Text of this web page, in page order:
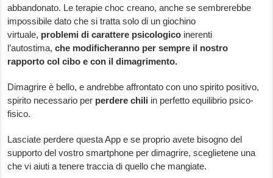
abbandonato. Le terapie choc creano, anche se sembrerebbe
impossibile dato che si tratta solo di un giochino
virtuale, problemi di carattere psicologico inerenti
l’autostima,che modificheranno per sempre il nostro
rapporto col cibo e con il dimagrimento.
Dimagrire è bello, e andrebbe affrontato con uno spirito positivo,
spirito necessario per perdere chili in perfetto equilibrio psico-
fisico.
Lasciate perdere questa App e se proprio avete bisogno del
supporto del vostro smartphone per dimagrire, sceglietene una
che vi aiuti a tenere traccia di quello che mangiate.